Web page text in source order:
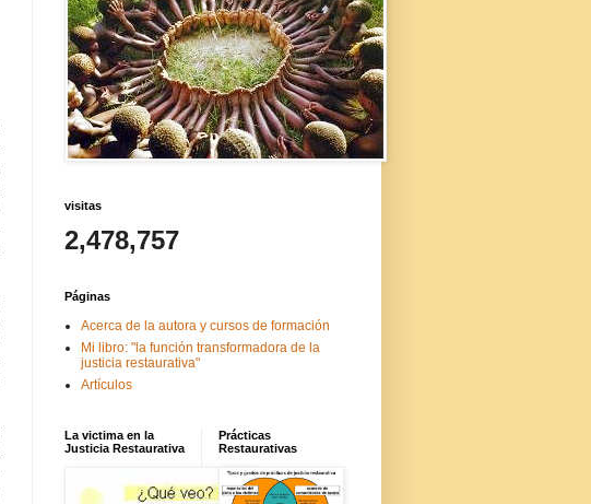
visitas
2,478,757
Páginas
Acerca de la autora y cursos de formación
Mi libro: "la función transformadora de la
justicia restaurativa"
Artículos
La victima en la
Justicia Restaurativa
Prácticas
Restaurativas